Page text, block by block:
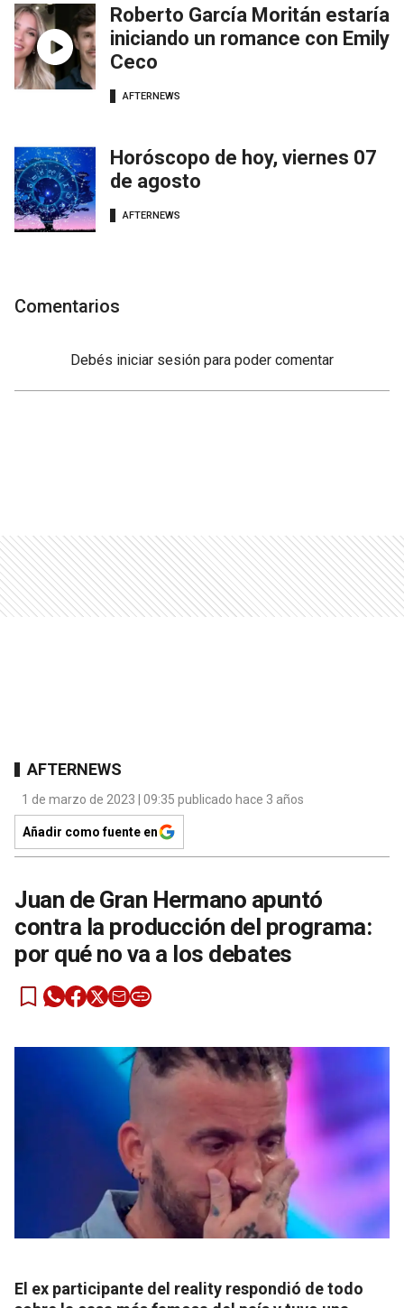
Roberto García Moritán estaría
iniciando un romance con Emily
Ceco
AFTERNEWS
Horóscopo de hoy, viernes 07
de agosto
AFTERNEWS
Comentarios
Debés iniciar sesión para poder comentar
AFTERNEWS
1 de marzo de 2023 | 09:35 publicado hace 3 años
Añadir como fuente en
Juan de Gran Hermano apuntó
contra la producción del programa:
por qué no va a los debates
El ex participante del reality respondió de todo